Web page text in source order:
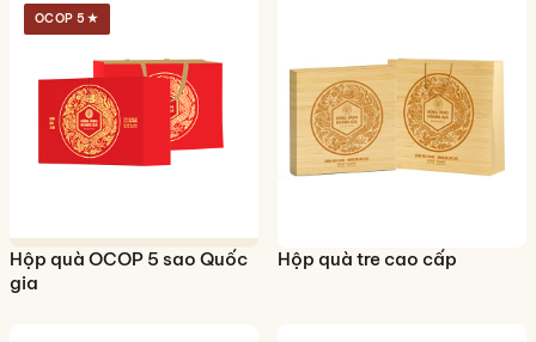
OCOP 5★
Hộp quà OCOP 5 sao Quốc
gia
Hộp quà tre cao cấp